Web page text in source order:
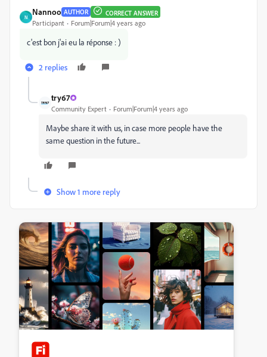
N
Nannoo AUTHOR CORRECT ANSWER
Participant Forum|Forum|4 years ago
c'est bon j'ai eu la réponse : )
2 replies
try67
Community Expert Forum|Forum|4 years ago
Maybe share it with us, in case more people have the
same question in the future...
Show 1 more reply